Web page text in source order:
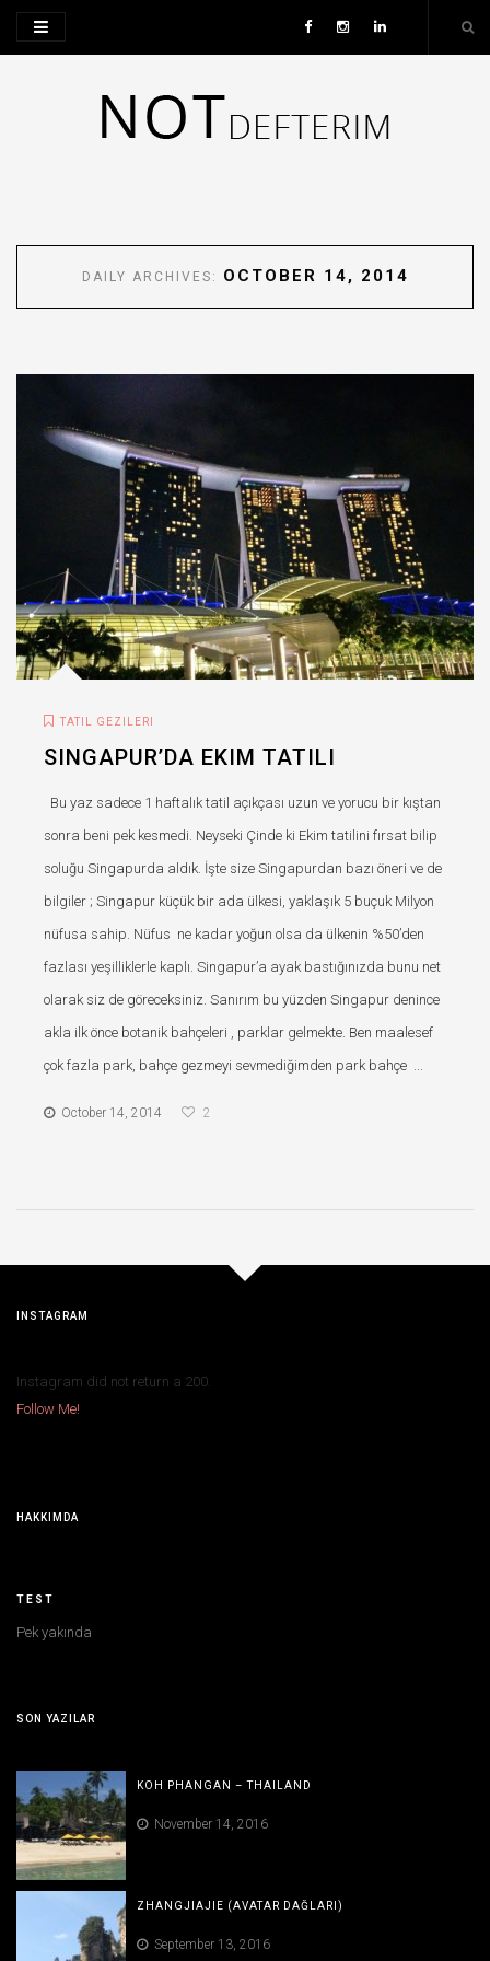
DAILY ARCHIVES: OCTOBER 14, 2014
TATIL GEZILERI
SINGAPUR’DA EKIM TATILI
Bu yaz sadece 1 haftalık tatil açıkçası uzun ve yorucu bir kıştan
sonra beni pek kesmedi. Neyseki Çinde ki Ekim tatilini fırsat bilip
soluğu Singapurda aldık. İşte size Singapurdan bazı öneri ve de
bilgiler ; Singapur küçük bir ada ülkesi, yaklaşık 5 buçuk Milyon
nüfusa sahip. Nüfus ne kadar yoğun olsa da ülkenin %50’den
fazlası yeşilliklerle kaplı. Singapur’a ayak bastığınızda bunu net
olarak siz de göreceksiniz. Sanırım bu yüzden Singapur denince
akla ilk önce botanik bahçeleri , parklar gelmekte. Ben maalesef
çok fazla park, bahçe gezmeyi sevmediğimden park bahçe ...
October 14, 2014 2
INSTAGRAM
Instagram did not return a 200.
Follow Me!
HAKKIMDA
TEST
Pek yakında
SON YAZILAR
KOH PHANGAN – THAILAND
November 14, 2016
ZHANGJIAJIE (AVATAR DAĞLARI)
September 13, 2016